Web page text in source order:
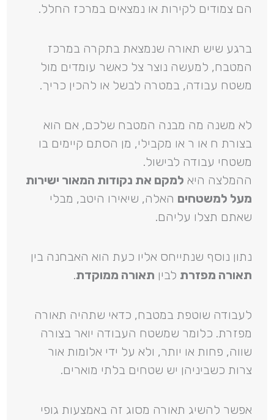
הם צמודים לקירות או נמצאים במרכז החלל.
ברגע שיש תאורה שנמצאת בתקרה במרכז
המטבח, למעשה נוצר צל כאשר עומדים מול
משטח עבודה, במטרה לבשל או להכין כריך.
לא משנה מה מבנה המטבח שלכם, אם הוא
בצורת ח או ר או מקבילי, מן הסתם קיימים בו
משטחי עבודה לבישול.
ההמלצה היא למקם את נקודות המאור ישירות
מעל למשטחים האלה, שיאירו היטב, מבלי
שאתם תצלו עליהם.
נתון נוסף שנתייחס אליו כעת הוא האבחנה בין
תאורה מפזרת לבין תאורה ממוקדת.
לעבודה שוטפת במטבח, כדאי שתהיה תאורה
מפזרת. כלומר שמשטח העבודה יואר בצורה
שווה, פחות או יותר, ולא על ידי אלומות אור
צרות כשביניהן יש שטחים בלתי מוארים.
אפשר להשיג תאורה מסוג זה באמצעות גופי